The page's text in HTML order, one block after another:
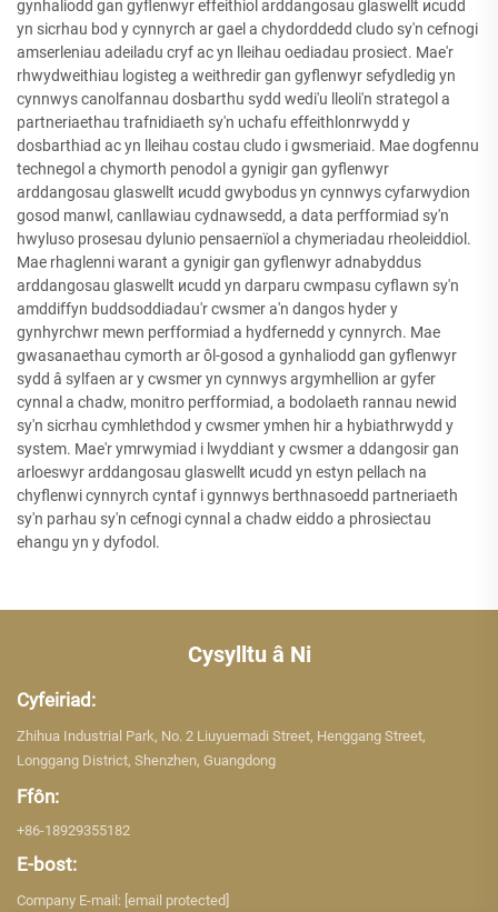
gynhaliodd gan gyflenwyr effeithiol arddangosau glaswellt исudd
yn sicrhau bod y cynnyrch ar gael a chydorddedd cludo sy'n cefnogi
amserleniau adeiladu cryf ac yn lleihau oediadau prosiect. Mae'r
rhwydweithiau logisteg a weithredir gan gyflenwyr sefydledig yn
cynnwys canolfannau dosbarthu sydd wedi'u lleoli'n strategol a
partneriaethau trafnidiaeth sy'n uchafu effeithlonrwydd y
dosbarthiad ac yn lleihau costau cludo i gwsmeriaid. Mae dogfennu
technegol a chymorth penodol a gynigir gan gyflenwyr
arddangosau glaswellt исudd gwybodus yn cynnwys cyfarwydion
gosod manwl, canllawiau cydnawsedd, a data perfformiad sy'n
hwyluso prosesau dylunio pensaernïol a chymeriadau rheoleiddiol.
Mae rhaglenni warant a gynigir gan gyflenwyr adnabyddus
arddangosau glaswellt исudd yn darparu cwmpasu cyflawn sy'n
amddiffyn buddsoddiadau'r cwsmer a'n dangos hyder y
gynhyrchwr mewn perfformiad a hydfernedd y cynnyrch. Mae
gwasanaethau cymorth ar ôl-gosod a gynhaliodd gan gyflenwyr
sydd â sylfaen ar y cwsmer yn cynnwys argymhellion ar gyfer
cynnal a chadw, monitro perfformiad, a bodolaeth rannau newid
sy'n sicrhau cymhlethdod y cwsmer ymhen hir a hybiathrwydd y
system. Mae'r ymrwymiad i lwyddiant y cwsmer a ddangosir gan
arloeswyr arddangosau glaswellt исudd yn estyn pellach na
chyflenwi cynnyrch cyntaf i gynnwys berthnasoedd partneriaeth
sy'n parhau sy'n cefnogi cynnal a chadw eiddo a phrosiectau
ehangu yn y dyfodol.
Cysylltu â Ni
Cyfeiriad:
Zhihua Industrial Park, No. 2 Liuyuemadi Street, Henggang Street,
Longgang District, Shenzhen, Guangdong
Ffôn:
+86-18929355182
E-bost:
Company E-mail: [email protected]